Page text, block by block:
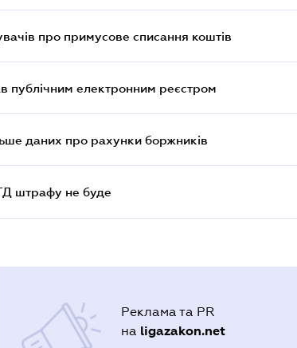
про примусове списання коштів
публічним електронним реєстром
даних про рахунки боржників
штрафу не буде
Реклама та PR
на ligazakon.net